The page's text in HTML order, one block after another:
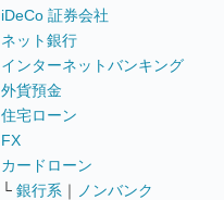
iDeCo 証券会社
ネット銀行
インターネットバンキング
外貨預金
住宅ローン
FX
カードローン
└ 銀行系 ｜
ノンバンク